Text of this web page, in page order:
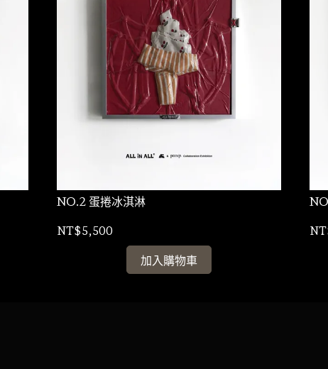
NO.2 蛋捲冰淇淋
NT$5,500
加入購物車